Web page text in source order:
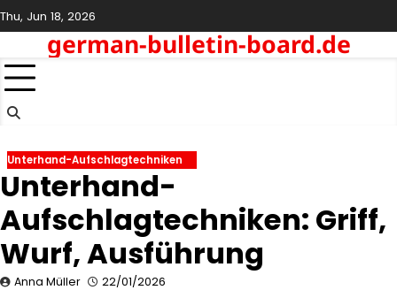
Skip
to
content
Thu, Jun 18, 2026
german-bulletin-board.de
Unterhand-Aufschlagtechniken
Unterhand-
Aufschlagtechniken: Griff,
Wurf, Ausführung
Anna Müller 22/01/2026